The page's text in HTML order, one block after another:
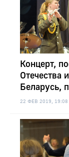
Концерт,
Отечества
Беларусь,
22 ФЕВ 2019, 19:08